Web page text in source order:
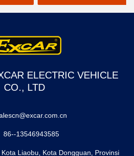
ELECTRIC VEHICLE
CO., LTD
86--13546943585
Liaobu, Kota Dongguan, Provinsi